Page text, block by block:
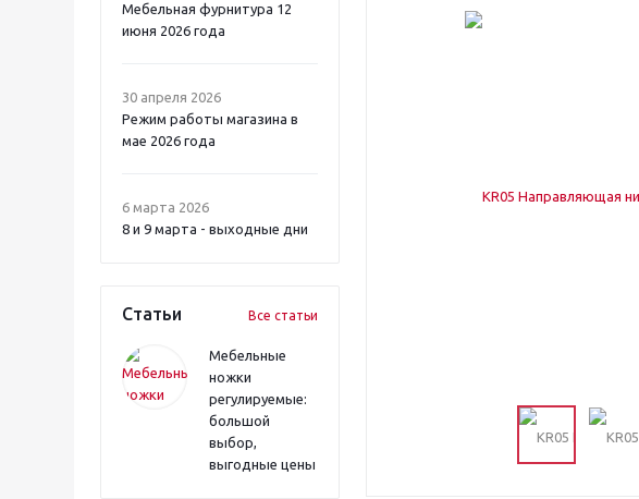
Мебельная фурнитура 12
июня 2026 года
30 апреля 2026
Режим работы магазина в
мае 2026 года
6 марта 2026
8 и 9 марта - выходные дни
Статьи Все статьи
Мебельные
ножки
регулируемые:
большой
выбор,
выгодные цены